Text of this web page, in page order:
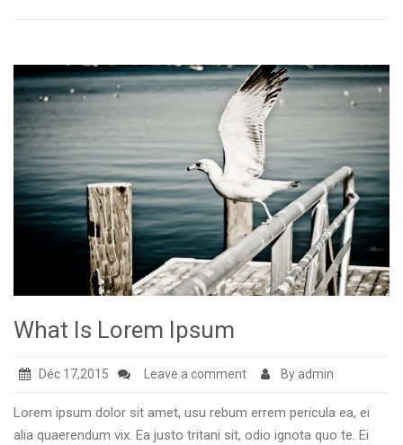
What Is Lorem Ipsum
Déc 17,2015 Leave a comment By admin
Lorem ipsum dolor sit amet, usu rebum errem pericula ea, ei
alia quaerendum vix. Ea justo tritani sit, odio ignota quo te. Ei